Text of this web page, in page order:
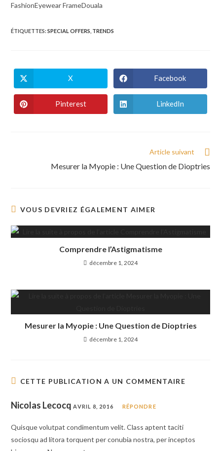
FashionEyewear FrameDouala
ÉTIQUETTES:SPECIAL OFFERS TRENDS
Ouvrir
dans
une
autre
fenêtre
X
Ouvrir
dans
une
autre
fenêtre
Facebook
Ouvrir
dans
Pinterest
Ouvrir
dans
LinkedIn
Article suivant
Mesurer la Myopie : Une Question de Dioptries
VOUS DEVRIEZ ÉGALEMENT AIMER
Comprendre l’Astigmatisme
décembre 1, 2024
Mesurer la Myopie : Une Question de Dioptries
décembre 1, 2024
CETTE PUBLICATION A UN COMMENTAIRE
Nicolas Lecocq AVRIL 8, 2016 RÉPONDRE
Quisque volutpat condimentum velit. Class aptent taciti
sociosqu ad litora torquent per conubia nostra, per inceptos